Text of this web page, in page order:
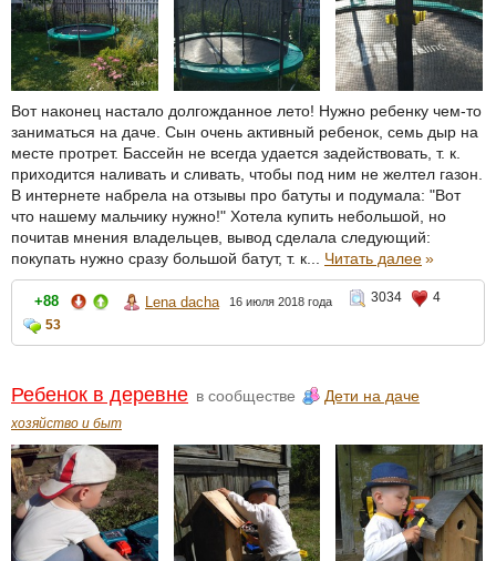
Вот наконец настало долгожданное лето! Нужно ребенку чем-то
заниматься на даче. Сын очень активный ребенок, семь дыр на
месте протрет. Бассейн не всегда удается задействовать, т. к.
приходится наливать и сливать, чтобы под ним не желтел газон.
В интернете набрела на отзывы про батуты и подумала: "Вот
что нашему мальчику нужно!" Хотела купить небольшой, но
почитав мнения владельцев, вывод сделала следующий:
покупать нужно сразу большой батут, т. к... Читать далее»
+88 Lena dacha 16 июля 2018 года 3034
4
53
Ребенок в деревне в сообществе Дети на даче
хозяйство и быт